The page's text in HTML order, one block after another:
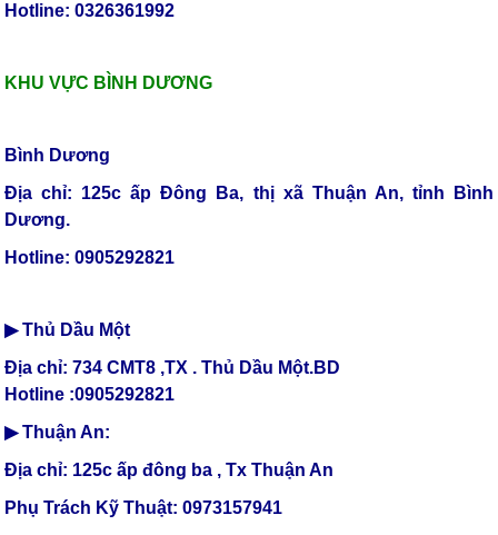
Hotline: 0326361992
KHU VỰC BÌNH DƯƠNG
Bình Dương
Địa chỉ: 125c ấp Đông Ba, thị xã Thuận An, tỉnh Bình
Dương.
Hotline: 0905292821
▶ Thủ Dầu Một
Địa chỉ: 734 CMT8 ,TX . Thủ Dầu Một.BD
Hotline :0905292821
▶ Thuận An:
Địa chỉ: 125c ấp đông ba , Tx Thuận An
Phụ Trách Kỹ Thuật: 0973157941